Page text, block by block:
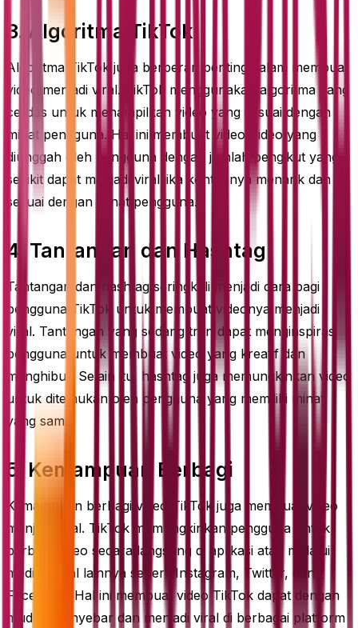
3. Algoritma TikTok
Algoritma TikTok juga berperan penting dalam membuat
video menjadi viral. TikTok menggunakan algoritma yang
cerdas untuk menampilkan video yang sesuai dengan
minat pengguna. Hal ini membuat video-video yang
diunggah oleh pengguna dengan jumlah pengikut yang
sedikit dapat menjadi viral jika kontennya menarik dan
sesuai dengan minat pengguna.
4. Tantangan dan Hashtag
Tantangan dan hashtag seringkali menjadi cara bagi
pengguna TikTok untuk membuat videonya menjadi
viral. Tantangan yang sedang tren dapat menginspirasi
pengguna untuk membuat video yang kreatif dan
menghibur. Selain itu, hashtag juga memungkinkan video
untuk ditemukan oleh pengguna yang memiliki minat
yang sama.
5. Kemampuan Berbagi
Kemampuan berbagi video TikTok juga membuat video
menjadi viral. TikTok memungkinkan pengguna untuk
berbagi video secara langsung di aplikasi atau melalui
media sosial lainnya seperti Instagram, Twitter, dan
Facebook. Hal ini membuat video TikTok dapat dengan
mudah menyebar dan menjadi viral di berbagai platform